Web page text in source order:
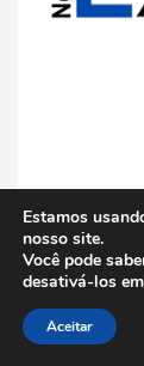
© Copyright
reservados
Estamos
nosso site.
Você pode
desativá-los em
Aceitar